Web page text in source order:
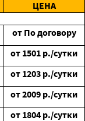
ЦЕНА
от По договору
от 1501 р./сутки
от 1203 р./сутки
от2009 р./сутки
от 1804 р./сутки